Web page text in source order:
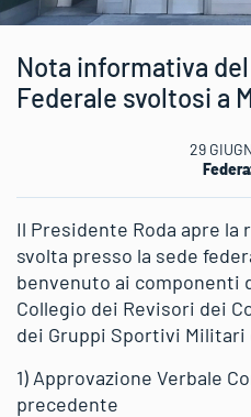
Nota informativa
Federale svoltosi a
29
Il Presidente Roda apre la
svolta presso la sede
benvenuto ai componenti
Collegio dei Revisori dei
dei Gruppi Sportivi Militari
1) Approvazione Verbale
precedente